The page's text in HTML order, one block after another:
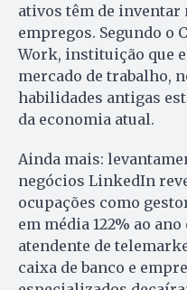
ativos têm de inventar
empregos. Segundo o
Work, instituição que
mercado de trabalho,
habilidades antigas
da economia atual.
Ainda mais:
negócios LinkedIn
ocupações como
em média 122% ao ano
atendente de
caixa de banco e